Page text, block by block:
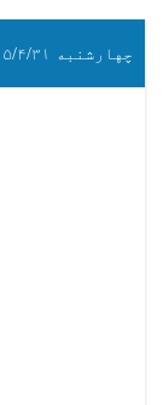
چهارشنبه ۱۴۰۵/۴/۳۱ - ۱۰:۲۲